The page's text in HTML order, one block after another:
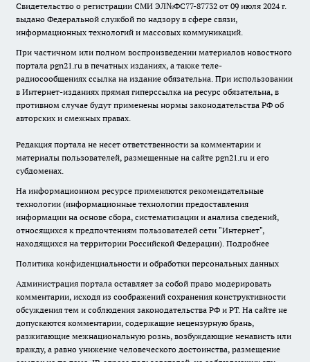
Свидетельство о регистрации СМИ ЭЛ№ФС77-87732 от 09 июля 2024 г.
выдано Федеральной службой по надзору в сфере связи,
информационных технологий и массовых коммуникаций.
При частичном или полном воспроизведении материалов новостного
портала pgn21.ru в печатных изданиях, а также теле-
радиосообщениях ссылка на издание обязательна. При использовании
в Интернет-изданиях прямая гиперссылка на ресурс обязательна, в
противном случае будут применены нормы законодательства РФ об
авторских и смежных правах.
Редакция портала не несет ответственности за комментарии и
материалы пользователей, размещенные на сайте pgn21.ru и его
субдоменах.
На информационном ресурсе применяются рекомендательные
технологии (информационные технологии предоставления
информации на основе сбора, систематизации и анализа сведений,
относящихся к предпочтениям пользователей сети "Интернет",
находящихся на территории Российской Федерации). Подробнее
Политика конфиденциальности и обработки персональных данных
Администрация портала оставляет за собой право модерировать
комментарии, исходя из соображений сохранения конструктивности
обсуждения тем и соблюдения законодательства РФ и РТ. На сайте не
допускаются комментарии, содержащие нецензурную брань,
разжигающие межнациональную рознь, возбуждающие ненависть или
вражду, а равно унижение человеческого достоинства, размещение